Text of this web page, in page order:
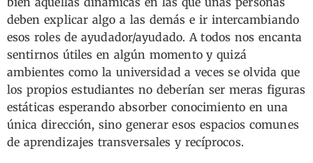
deben explicar algo a las demás e ir intercambiando
esos roles de ayudador/ayudado. A todos nos encanta
sentirnos útiles en algún momento y quizá
ambientes como la universidad a veces se olvida que
los propios estudiantes no deberían ser meras figuras
estáticas esperando absorber conocimiento en una
única dirección, sino generar esos espacios comunes
de aprendizajes transversales y recíprocos.